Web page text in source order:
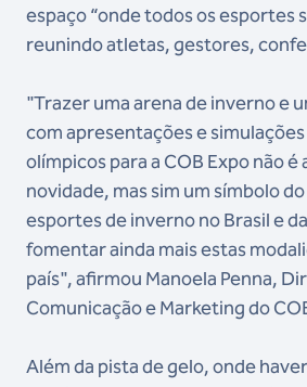
espaço “onde todos os esportes
reunindo atletas, gestores,
"Trazer uma arena de inverno e
com apresentações e
olímpicos para a COB Expo não é
novidade, mas sim um símbolo
esportes de inverno no Brasil e
fomentar ainda mais estas
país", afirmou Manoela Penna,
Comunicação e Marketing do
Além da pista de gelo, onde